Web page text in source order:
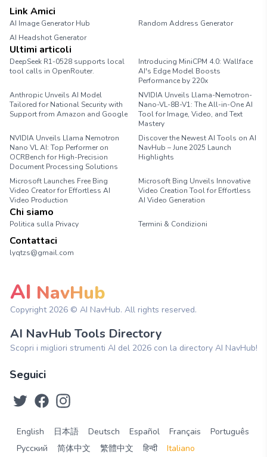
Link Amici
AI Image Generator Hub
Random Address Generator
AI Headshot Generator
Ultimi articoli
DeepSeek R1-0528 supports local
tool calls in OpenRouter.
Introducing MiniCPM 4.0: Wallface
AI's Edge Model Boosts
Performance by 220x
Anthropic Unveils AI Model
Tailored for National Security with
Support from Amazon and Google
NVIDIA Unveils Llama-Nemotron-
Nano-VL-8B-V1: The All-in-One AI
Tool for Image, Video, and Text
Mastery
NVIDIA Unveils Llama Nemotron
Nano VL AI: Top Performer on
OCRBench for High-Precision
Document Processing Solutions
Discover the Newest AI Tools on AI
NavHub – June 2025 Launch
Highlights
Microsoft Launches Free Bing
Video Creator for Effortless AI
Video Production
Microsoft Bing Unveils Innovative
Video Creation Tool for Effortless
AI Video Generation
Chi siamo
Politica sulla Privacy Termini & Condizioni
Contattaci
lyqtzs@gmail.com
AI NavHub
Copyright 2026© AI NavHub. All rights reserved.
AI NavHub Tools Directory
Scopri i migliori strumenti AI del 2026 con la directory AI NavHub!
Seguici
English 日本語 Deutsch Español Français
Português
Русский
简体中文 繁體中文 हिन्दी Italiano